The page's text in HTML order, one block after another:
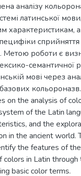
аналізу
латинської
характеристикам,
Метою роботи є
семантичної
мові через
кольороназв.
on the analysis of
of the Latin
and the
in the ancient world.
the features of
in Latin through
basic color terms.